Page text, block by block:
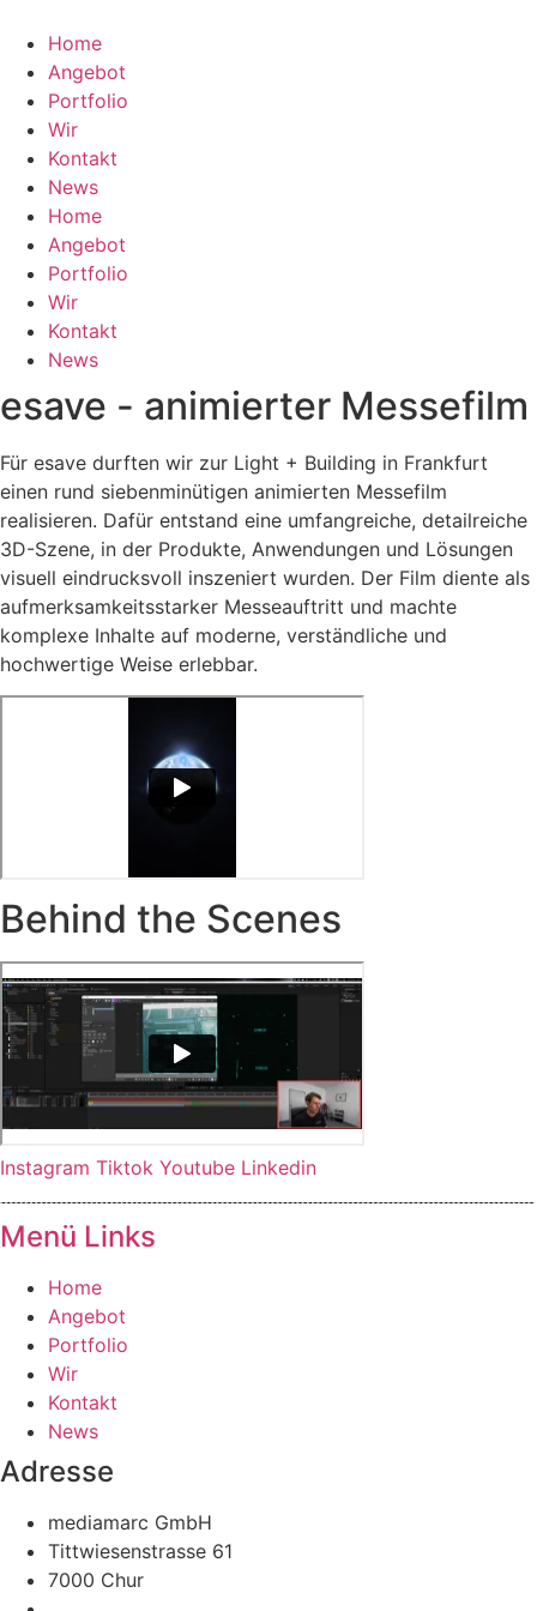
Home
Angebot
Portfolio
Wir
Kontakt
News
Home
Angebot
Portfolio
Wir
Kontakt
News
esave - animierter Messefilm
Für esave durften wir zur Light + Building in Frankfurt
einen rund siebenminütigen animierten Messefilm
realisieren. Dafür entstand eine umfangreiche, detailreiche
3D-Szene, in der Produkte, Anwendungen und Lösungen
visuell eindrucksvoll inszeniert wurden. Der Film diente als
aufmerksamkeitsstarker Messeauftritt und machte
komplexe Inhalte auf moderne, verständliche und
hochwertige Weise erlebbar.
Behind the Scenes
Instagram Tiktok Youtube Linkedin
Menü Links
Home
Angebot
Portfolio
Wir
Kontakt
News
Adresse
mediamarc GmbH
Tittwiesenstrasse 61
7000 Chur